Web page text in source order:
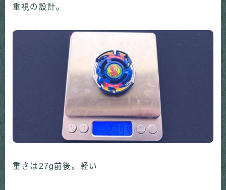
重視の設計。
重さは27g前後。軽い